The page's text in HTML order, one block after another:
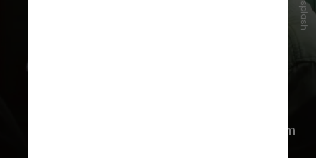
Algumas plataformas de IA enfrentam
Unsplash